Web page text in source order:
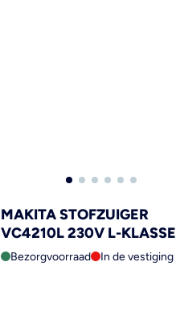
MAKITA STOFZUIGER
VC4210L 230V L-KLASSE
Bezorgvoorraad In de vestiging